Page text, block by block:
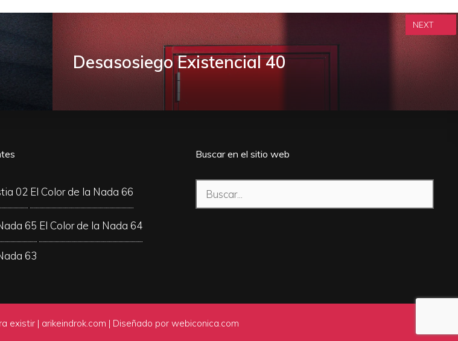
Desasosiego Existencial 40
NEXT
02 El Color de la Nada 66
65 El Color de la Nada 64
63
Buscar en el sitio web
existir | arikeindrok.com | Diseñado por webiconica.com